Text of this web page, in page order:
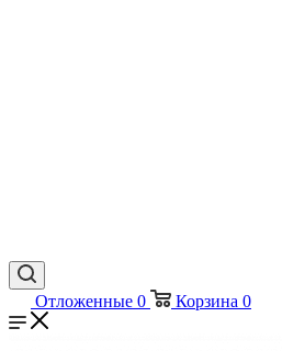
Отложенные 0 Корзина 0